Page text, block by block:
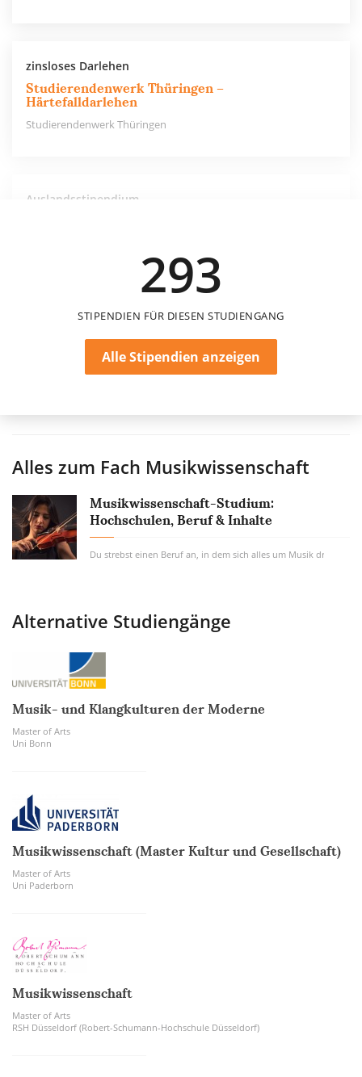
zinsloses Darlehen
Studierendenwerk Thüringen –
Härtefalldarlehen
Studierendenwerk Thüringen
Auslandsstipendium
293
STIPENDIEN FÜR DIESEN STUDIENGANG
Alle Stipendien anzeigen
Alles zum Fach Musikwissenschaft
Musikwissenschaft-Studium:
Hochschulen, Beruf & Inhalte
Du strebst einen Beruf an, in dem sich alles um Musik dreht,
Alternative Studiengänge
Musik- und Klangkulturen der Moderne
Master of Arts
Uni Bonn
Musikwissenschaft (Master Kultur und Gesellschaft)
Master of Arts
Uni Paderborn
Musikwissenschaft
Master of Arts
RSH Düsseldorf (Robert-Schumann-Hochschule Düsseldorf)